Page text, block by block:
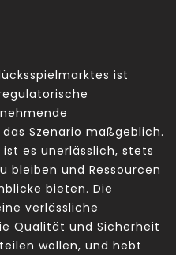
ist
Szenario maßgeblich.
es unerlässlich, stets
bleiben und Ressourcen
bieten. Die
verlässliche
Qualität und Sicherheit
wollen, und hebt